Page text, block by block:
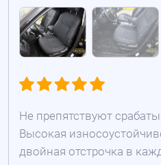
Не препятствуют
Высокая
двойная отстрочка в